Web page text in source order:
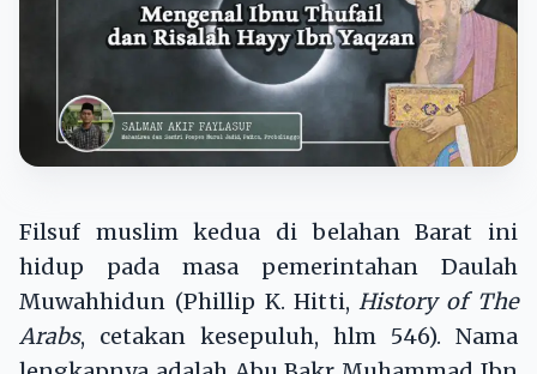
Filsuf muslim kedua di belahan Barat ini
hidup pada masa pemerintahan Daulah
Muwahhidun (Phillip K. Hitti,History of The
Arabs, cetakan kesepuluh, hlm 546). Nama